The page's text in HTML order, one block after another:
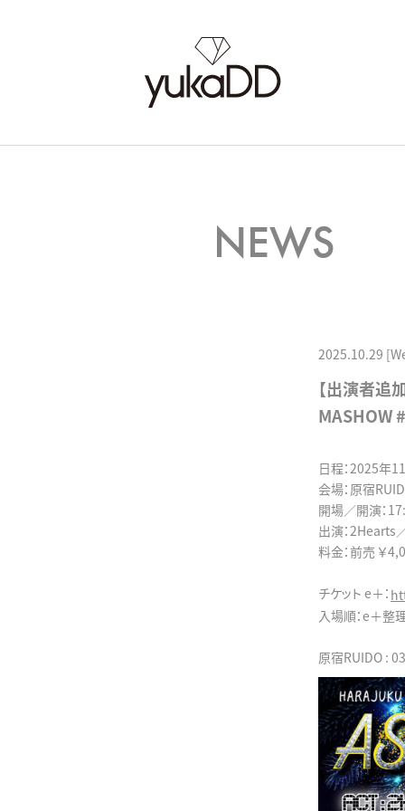
NEWS
2025.10.29
【出演者
MASHOW
日程：2025年
会場：原宿
開場／開演：
出演：2Hearts
料金：前売 ￥
チケット e＋：
入場順：e＋
原宿RUIDO :